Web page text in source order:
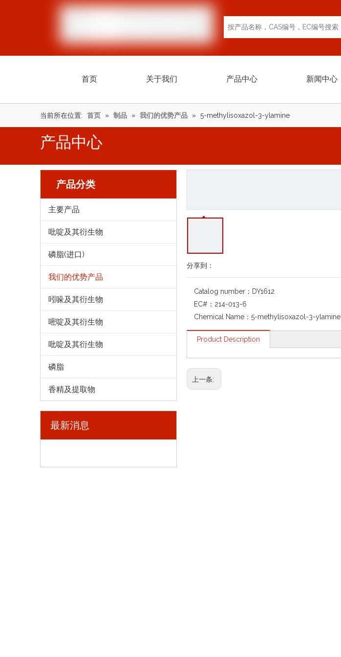
首页 关于我们 产品中心 新闻中心
当前所在位置: 首页 » 制品 » 我们的优势产品 » 5-methylisoxazol-3-ylamine
产品中心
产品分类
主要产品
吡啶及其衍生物
磷脂(进口)
我们的优势产品
吲哚及其衍生物
嘧啶及其衍生物
吡啶及其衍生物
磷脂
香精及提取物
最新消息
分享到：
Catalog number： DY1612
EC#： 214-013-6
Chemical Name： 5-methylisoxazol-3-ylamine
Product Description
上一条: